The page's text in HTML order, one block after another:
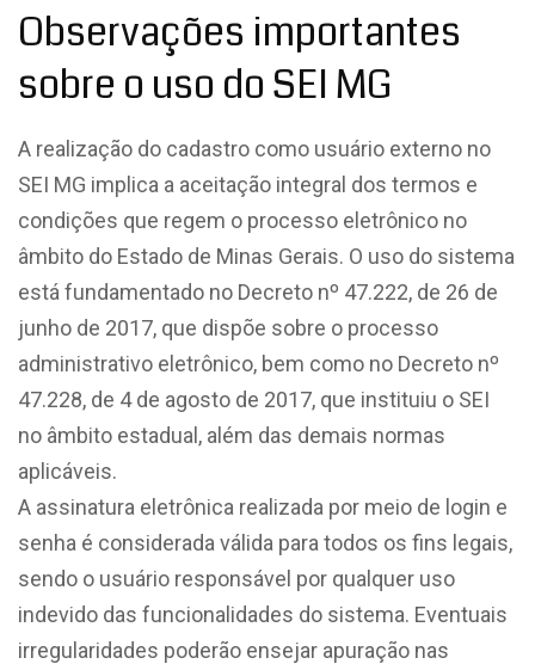
Observações importantes
sobre o uso do SEI MG
A realização do cadastro como usuário externo no
SEI MG implica a aceitação integral dos termos e
condições que regem o processo eletrônico no
âmbito do Estado de Minas Gerais. O uso do sistema
está fundamentado no Decreto nº 47.222, de 26 de
junho de 2017, que dispõe sobre o processo
administrativo eletrônico, bem como no Decreto nº
47.228, de 4 de agosto de 2017, que instituiu o SEI
no âmbito estadual, além das demais normas
aplicáveis.
A assinatura eletrônica realizada por meio de login e
senha é considerada válida para todos os fins legais,
sendo o usuário responsável por qualquer uso
indevido das funcionalidades do sistema. Eventuais
irregularidades poderão ensejar apuração nas